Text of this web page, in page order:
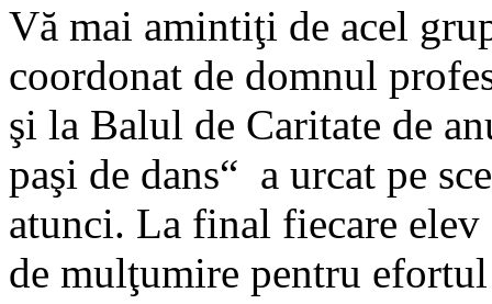
Vă mai amintiţi de acel
coordonat de domnul
şi la Balul de Caritate de
paşi de dans“ a urcat pe
atunci. La final fiecare
de mulţumire pentru